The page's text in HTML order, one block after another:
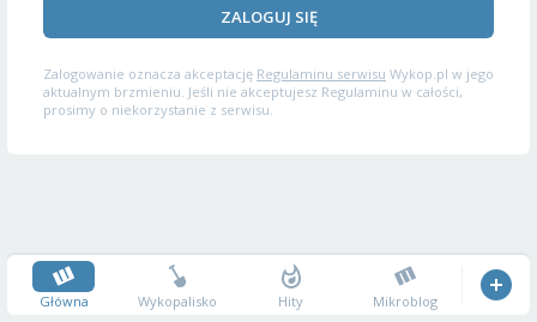
ZALOGUJ SIĘ
Zalogowanie oznacza akceptację Regulaminu serwisu Wykop.pl w jego
aktualnym brzmieniu. Jeśli nie akceptujesz Regulaminu w całości,
prosimy o niekorzystanie z serwisu.
Główna Wykopalisko Hity Mikroblog